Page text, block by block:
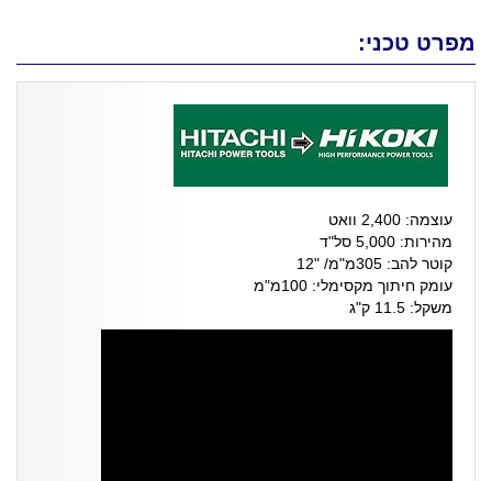
מפרט טכני:
עוצמה: 2,400 וואט
מהירות: 5,000 סל"ד
קוטר להב: 305מ"מ/ "12
עומק חיתוך מקסימלי: 100מ"מ
משקל: 11.5 ק"ג